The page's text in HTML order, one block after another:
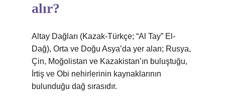
alır?
Altay Dağları (Kazak-Türkçe; “Al Tay” El-
Dağ), Orta ve Doğu Asya’da yer alan; Rusya,
Çin, Moğolistan ve Kazakistan’ın buluştuğu,
İrtiş ve Obi nehirlerinin kaynaklarının
bulunduğu dağ sırasıdır.